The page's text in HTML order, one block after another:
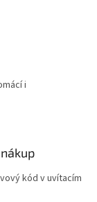
i
kód v uvítacím